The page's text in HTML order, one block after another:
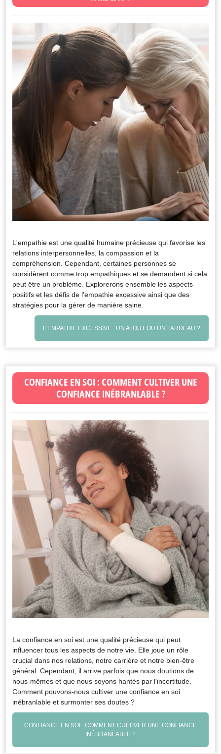
L'empathie est une qualité humaine précieuse qui favorise les
relations interpersonnelles, la compassion et la
compréhension. Cependant, certaines personnes se
considèrent comme trop empathiques et se demandent si cela
peut être un problème. Explorerons ensemble les aspects
positifs et les défis de l'empathie excessive ainsi que des
stratégies pour la gérer de manière saine.
L'EMPATHIE EXCESSIVE : UN ATOUT OU UN FARDEAU ?
CONFIANCE EN SOI : COMMENT CULTIVER UNE
CONFIANCE INÉBRANLABLE ?
La confiance en soi est une qualité précieuse qui peut
influencer tous les aspects de notre vie. Elle joue un rôle
crucial dans nos relations, notre carrière et notre bien-être
général. Cependant, il arrive parfois que nous doutions de
nous-mêmes et que nous soyons hantés par l'incertitude.
Comment pouvons-nous cultiver une confiance en soi
inébranlable et surmonter ses doutes ?
CONFIANCE EN SOI : COMMENT CULTIVER UNE CONFIANCE
INÉBRANLABLE ?